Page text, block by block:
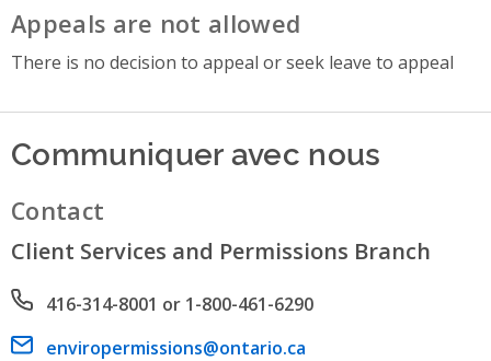
Appeals are not allowed
There is no decision to appeal or seek leave to appeal
Communiquer avec nous
Contact
Client Services and Permissions Branch
Phone number
416-314-8001 or 1-800-461-6290
Email address
enviropermissions@ontario.ca